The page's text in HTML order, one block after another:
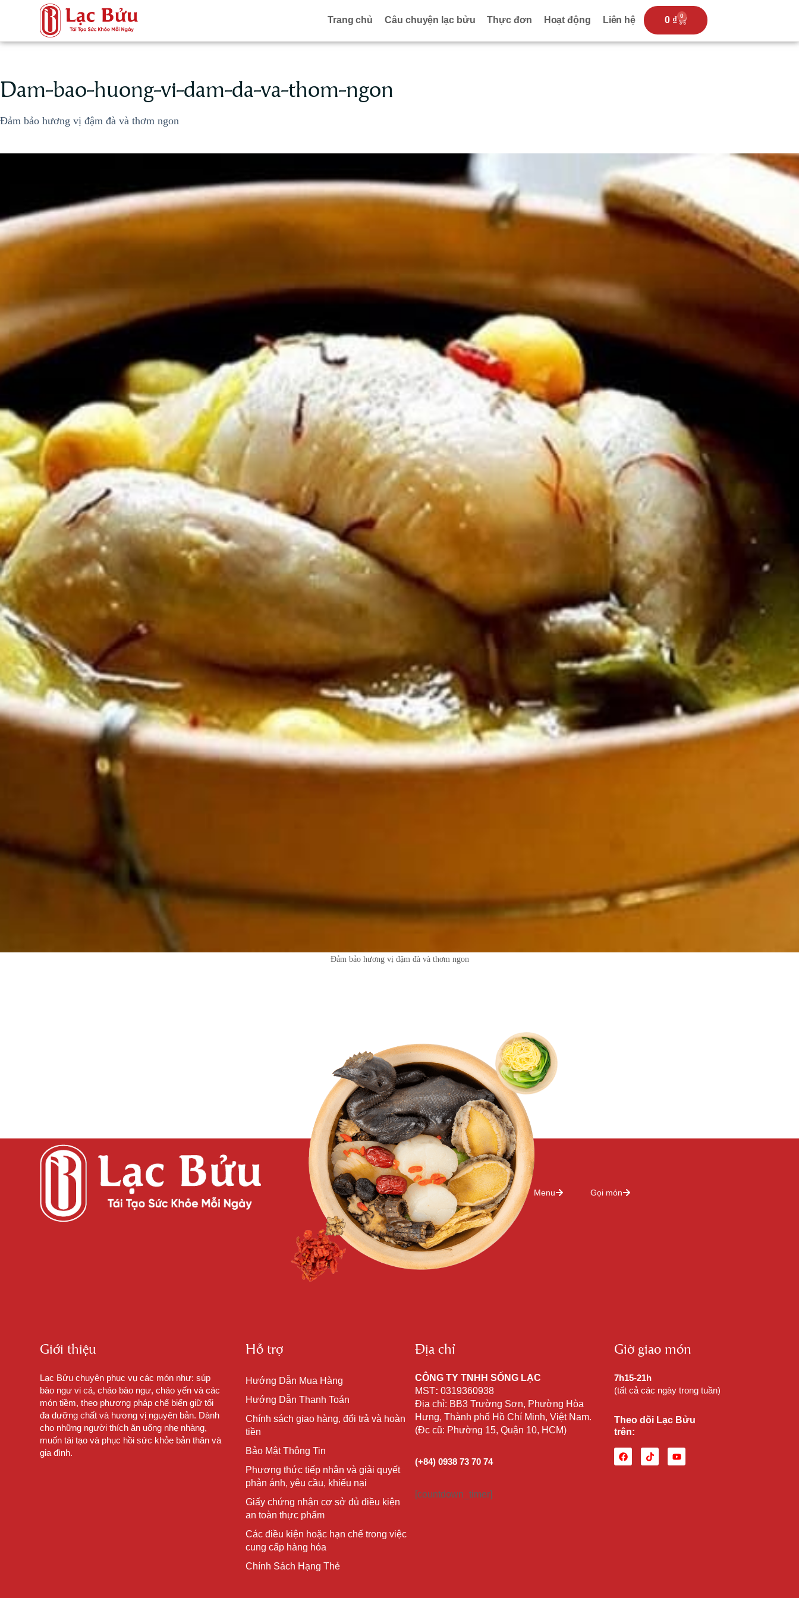
Trang chủ Câu chuyện lạc bửu Thực đơn Hoạt động Liên hệ 0 ₫ 0
Dam-bao-huong-vi-dam-da-va-thom-ngon
Đảm bảo hương vị đậm đà và thơm ngon
Đảm bảo hương vị đậm đà và thơm ngon
Menu Gọi món
Giới thiệu
Lạc Bửu chuyên phục vụ các món như: súp
bào ngư vi cá, cháo bào ngư, cháo yến và các
món tiềm, theo phương pháp chế biến giữ tối
đa dưỡng chất và hương vị nguyên bản. Dành
cho những người thích ăn uống nhẹ nhàng,
muốn tái tạo và phục hồi sức khỏe bản thân và
gia đình.
Hỗ trợ
Hướng Dẫn Mua Hàng
Hướng Dẫn Thanh Toán
Chính sách giao hàng, đổi trả và hoàn
tiền
Bảo Mật Thông Tin
Phương thức tiếp nhận và giải quyết
phản ánh, yêu cầu, khiếu nại
Giấy chứng nhận cơ sở đủ điều kiện
an toàn thực phẩm
Các điều kiện hoặc hạn chế trong việc
cung cấp hàng hóa
Chính Sách Hạng Thẻ
Địa chỉ
CÔNG TY TNHH SỐNG LẠC
MST: 0319360938
Địa chỉ: BB3 Trường Sơn, Phường Hòa
Hưng, Thành phố Hồ Chí Minh, Việt Nam.
(Đc cũ: Phường 15, Quận 10, HCM)
(+84) 0938 73 70 74
[countdown_timer]
Giờ giao món
7h15-21h
(tất cả các ngày trong tuần)
Theo dõi Lạc Bửu
trên: